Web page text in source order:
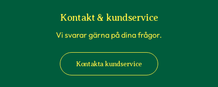
Kontakt & kundservice
Vi svarar gärna på dina frågor.
Kontakta kundservice